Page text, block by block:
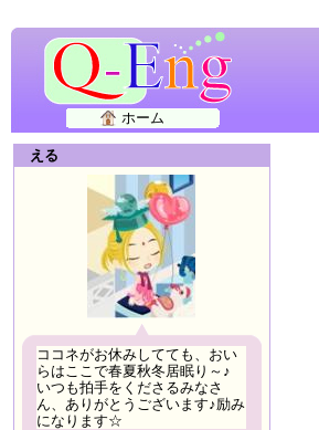
ホーム
える
ココネがお休みしてても、おい
らはここで春夏秋冬居眠り～♪
いつも拍手をくださるみなさ
ん、ありがとうございます♪励み
になります☆